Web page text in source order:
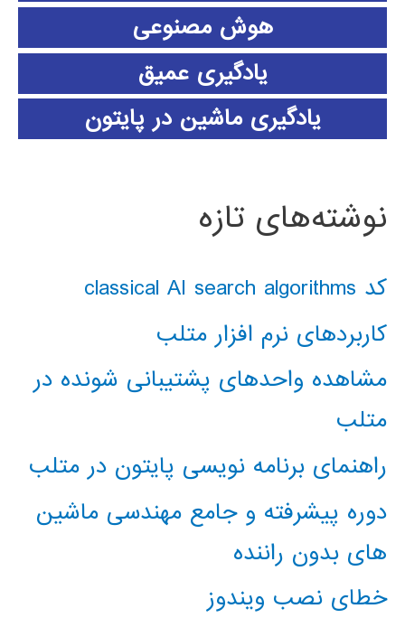
هوش مصنوعی
یادگیری عمیق
یادگیری ماشین در پایتون
نوشته‌های تازه
کد classical AI search algorithms
کاربردهای نرم افزار متلب
مشاهده واحدهای پشتیبانی شونده در
متلب
راهنمای برنامه نویسی پایتون در متلب
دوره پیشرفته و جامع مهندسی ماشین
های بدون راننده
خطای نصب ویندوز